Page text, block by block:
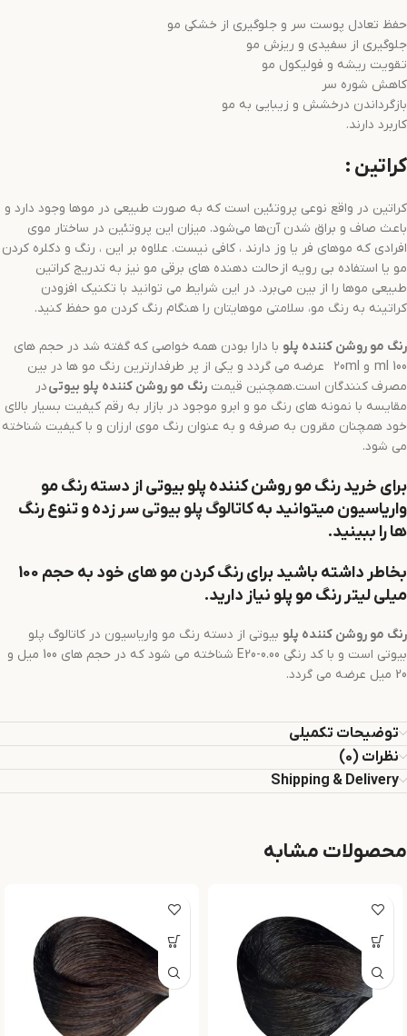
حفظ تعادل پوست سر و جلوگیری از خشکی مو
جلوگیری از سفیدی و ریزش مو
تقویت ریشه و فولیکول مو
کاهش شوره سر
بازگرداندن درخشش و زیبایی به مو
کاربرد دارند.
کراتین :
کراتین در واقع نوعی پروتئین است که به صورت طبیعی در موها وجود دارد و
باعث صاف و براق شدن آن‌ها می‌شود. میزان این پروتئین در ساختار موی
افرادی که موهای فر یا وز دارند ، کافی نیست. علاوه بر این ، رنگ و دکلره کردن
مو یا استفاده بی رویه از حالت دهنده های برقی مو نیز به تدریج کراتین
طبیعی موها را از بین می‌برد. در این شرایط می توانید با تکنیک افزودن
کراتینه به رنگ مو، سلامتی موهایتان را هنگام رنگ کردن مو حفظ کنید.
رنگ مو روشن کننده پلو با دارا بودن همه خواصی که گفته شد در حجم های
100 ml و 20ml عرضه می گردد و یکی از پر طرفدارترین رنگ مو ها در بین
مصرف کنندگان است.همچنین قیمت رنگ مو روشن کننده پلو بیوتیدر
مقایسه با نمونه های رنگ مو و ابرو موجود در بازار به رقم کیفیت بسیار بالای
خود همچنان مقرون به صرفه و به عنوان رنگ موی ارزان و با کیفیت شناخته
می شود.
برای خرید رنگ موروشن کنندهپلوبیوتی از دسته رنگ مو
واریاسیون میتوانید بهکاتالوگ پلو بیوتیسر زده و تنوع رنگ
ها را ببینید.
بخاطر داشته باشید برای رنگ کردن مو های خود به حجم 100
میلی لیتر رنگ مو پلو نیاز دارید.
رنگ مو روشن کننده پلو بیوتی از دسته رنگ مو واریاسیون در کاتالوگ پلو
بیوتی است و با کد رنگی E20-0.00 شناخته می شود که در حجم های 100 میل و
20 میل عرضه می گردد.
توضیحات تکمیلی
نظرات (0)
Shipping & Delivery
محصولات مشابه